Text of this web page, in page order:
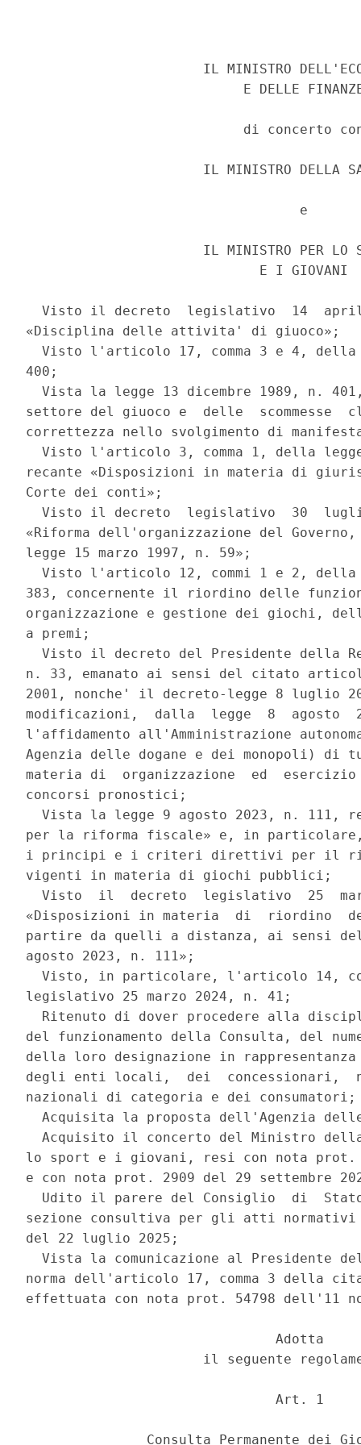
IL MINISTRO
E DELLE
di concerto
IL MINISTRO DELLA
                                  e
IL MINISTRO PER LO
                             E I GIOVANI
Visto il decreto  legislativo  14
«Disciplina delle attivita' di giuoco»;
Visto l'articolo 17, comma 3 e 4,
400;
Vista la legge 13 dicembre 1989, n.
settore del giuoco e  delle
correttezza nello svolgimento di
Visto l'articolo 3, comma 1, della
recante «Disposizioni in materia di
Corte dei conti»;
Visto il decreto  legislativo  30
«Riforma dell'organizzazione del
legge 15 marzo 1997, n. 59»;
Visto l'articolo 12, commi 1 e 2,
383, concernente il riordino delle
organizzazione e gestione dei giochi,
a premi;
Visto il decreto del Presidente della
n. 33, emanato ai sensi del citato
2001, nonche' il decreto-legge 8 luglio
modificazioni,  dalla  legge  8  agosto
l'affidamento all'Amministrazione
Agenzia delle dogane e dei monopoli)
materia di  organizzazione  ed
concorsi pronostici;
Vista la legge 9 agosto 2023, n. 111,
per la riforma fiscale» e, in
i principi e i criteri direttivi per il
vigenti in materia di giochi pubblici;
Visto  il  decreto  legislativo  25
«Disposizioni in materia  di  riordino
partire da quelli a distanza, ai sensi
agosto 2023, n. 111»;
Visto, in particolare, l'articolo 14,
legislativo 25 marzo 2024, n. 41;
Ritenuto di dover procedere alla
del funzionamento della Consulta, del
della loro designazione in
degli enti locali,  dei  concessionari,
nazionali di categoria e dei consumatori;
Acquisita la proposta dell'Agenzia
Acquisito il concerto del Ministro
lo sport e i giovani, resi con nota prot.
e con nota prot. 2909 del 29 settembre
Udito il parere del Consiglio  di
sezione consultiva per gli atti normativi
del 22 luglio 2025;
Vista la comunicazione al Presidente
norma dell'articolo 17, comma 3 della
effettuata con nota prot. 54798 dell'11
                               Adotta
il seguente
                               Art. 1
Consulta Permanente dei